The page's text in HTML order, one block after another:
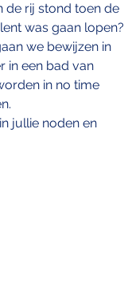
de rij stond toen de
was gaan lopen?
we bewijzen in
in een bad van
in no time
jullie noden en